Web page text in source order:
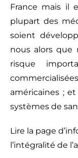
France mais il
plupart des
soient
nous alors que
risque
américaines ;
systèmes de
Lire la page
l’intégralité de